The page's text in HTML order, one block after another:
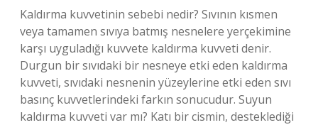
Kaldırma kuvvetinin sebebi nedir? Sıvının kısmen
veya tamamen sıvıya batmış nesnelere yerçekimine
karşı uyguladığı kuvvete kaldırma kuvveti denir.
Durgun bir sıvıdaki bir nesneye etki eden kaldırma
kuvveti, sıvıdaki nesnenin yüzeylerine etki eden sıvı
basınç kuvvetlerindeki farkın sonucudur. Suyun
kaldırma kuvveti var mı? Katı bir cismin, desteklediği